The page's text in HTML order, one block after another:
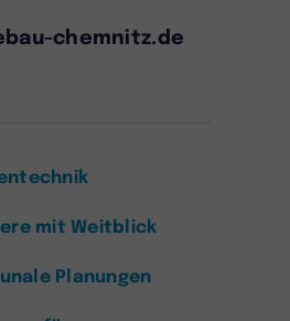
chemnitz.de
mit Weitblick
Planungen